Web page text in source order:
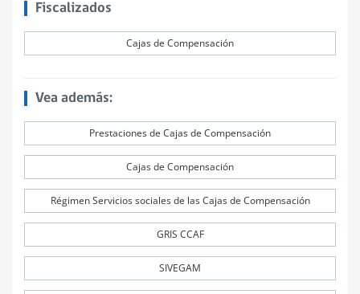
Fiscalizados
Cajas de Compensación
Vea además:
Prestaciones de Cajas de Compensación
Cajas de Compensación
Régimen Servicios sociales de las Cajas de Compensación
GRIS CCAF
SIVEGAM